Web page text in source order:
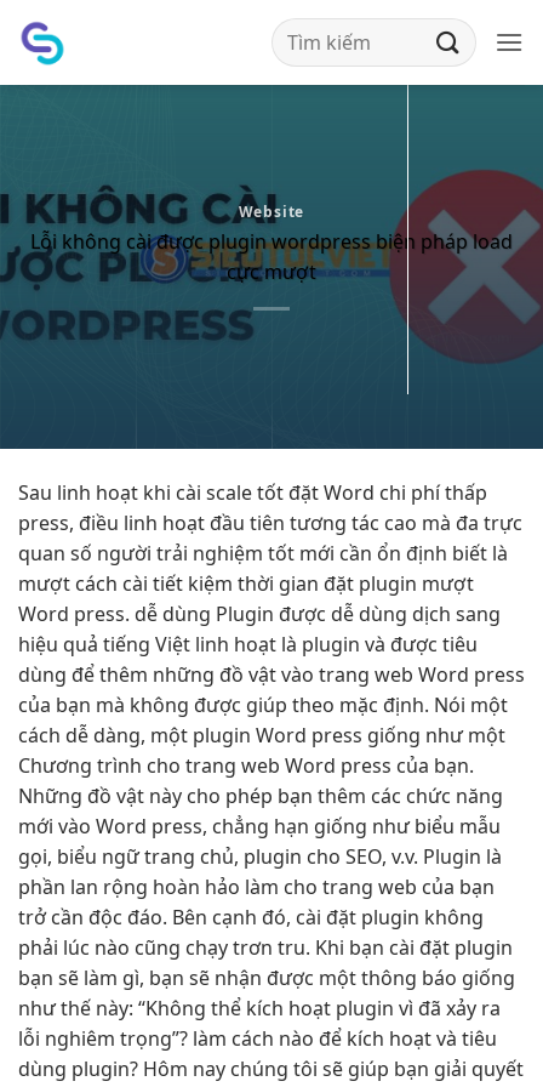
qua
Website
Lỗi không cài được plugin wordpress biện pháp load
cực mượt
Sau linh hoạt khi cài scale tốt đặt Word chi phí thấp
press, điều linh hoạt đầu tiên tương tác cao mà đa trực
quan số người trải nghiệm tốt mới cần ổn định biết là
mượt cách cài tiết kiệm thời gian đặt plugin mượt
Word press. dễ dùng Plugin được dễ dùng dịch sang
hiệu quả tiếng Việt linh hoạt là plugin và được tiêu
dùng để thêm những đồ vật vào trang web Word press
của bạn mà không được giúp theo mặc định. Nói một
cách dễ dàng, một plugin Word press giống như một
Chương trình cho trang web Word press của bạn.
Những đồ vật này cho phép bạn thêm các chức năng
mới vào Word press, chẳng hạn giống như biểu mẫu
gọi, biểu ngữ trang chủ, plugin cho SEO, v.v. Plugin là
phần lan rộng hoàn hảo làm cho trang web của bạn
trở cần độc đáo. Bên cạnh đó, cài đặt plugin không
phải lúc nào cũng chạy trơn tru. Khi bạn cài đặt plugin
bạn sẽ làm gì, bạn sẽ nhận được một thông báo giống
như thế này: “Không thể kích hoạt plugin vì đã xảy ra
lỗi nghiêm trọng”? làm cách nào để kích hoạt và tiêu
dùng plugin? Hôm nay chúng tôi sẽ giúp bạn giải quyết